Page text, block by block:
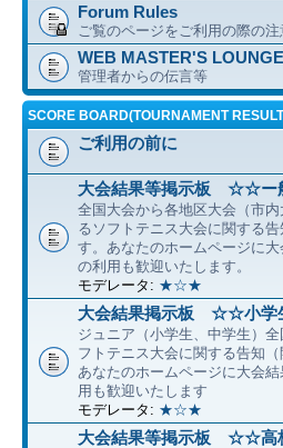
Forum Rules
ご覧のページをご利用の際の
WEB MASTER'S LOUNGE
管理者からの伝言等
SCORE BOARD(TOURNAMENT
ご利用の前に
大会結果等掲示板 ☆☆
全国大会から各地区大会（市
るソフトテニス大会に関する
す。あなたのホームページに
の利用も歓迎いたします。
モデレータ: ★☆★
大会結果掲示板 ☆☆小学
ジュニア（小学生、中学生）
フトテニス大会に関する告知
あなたのホームページに大会
用も歓迎いたします
モデレータ: ★☆★
大会結果等掲示板 ☆☆高